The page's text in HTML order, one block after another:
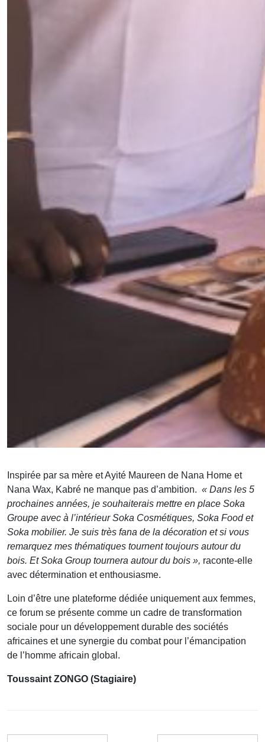
Inspirée par sa mère et Ayité Maureen de Nana Home et
Nana Wax, Kabré ne manque pas d’ambition. « Dans les 5
prochaines années, je souhaiterais mettre en place Soka
Groupe avec à l’intérieur Soka Cosmétiques, Soka Food et
Soka mobilier. Je suis très fana de la décoration et si vous
remarquez mes thématiques tournent toujours autour du
bois. Et Soka Group tournera autour du bois », raconte-elle
avec détermination et enthousiasme.
Loin d’être une plateforme dédiée uniquement aux femmes,
ce forum se présente comme un cadre de transformation
sociale pour un développement durable des sociétés
africaines et une synergie du combat pour l’émancipation
de l’homme africain global.
Toussaint ZONGO (Stagiaire)